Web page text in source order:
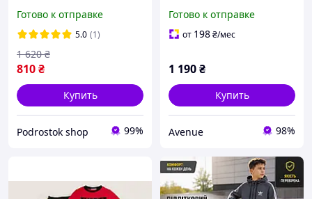
мальчика, детские
турецкие качественные
костюмы с шортами
Готово к отправке
5.0 (1)
810₴
1 620 ₴
Купить
Podrostok shop 99%
Готово к отправке
от 198₴/мес
1 190₴
Купить
Avenue 98%